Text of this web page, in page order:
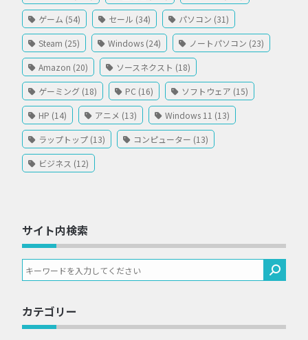
ゲーム (54) セール (34) パソコン (31)
Steam (25) Windows (24) ノートパソコン (23)
Amazon (20) ソースネクスト (18)
ゲーミング (18) PC (16) ソフトウェア (15)
HP (14) アニメ (13) Windows 11 (13)
ラップトップ (13) コンピューター (13)
ビジネス (12)
サイト内検索
カテゴリー